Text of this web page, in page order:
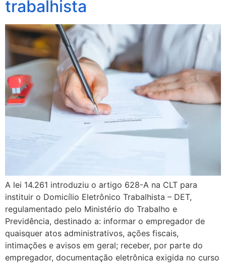
trabalhista
A lei 14.261 introduziu o artigo 628-A na CLT para
instituir o Domicílio Eletrônico Trabalhista – DET,
regulamentado pelo Ministério do Trabalho e
Previdência, destinado a: informar o empregador de
quaisquer atos administrativos, ações fiscais,
intimações e avisos em geral; receber, por parte do
empregador, documentação eletrônica exigida no curso